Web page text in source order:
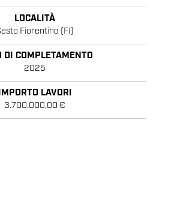
LOCALITÀ
Fiorentino (FI)
DI COMPLETAMENTO
2025
LAVORI
3.700.000,00 €